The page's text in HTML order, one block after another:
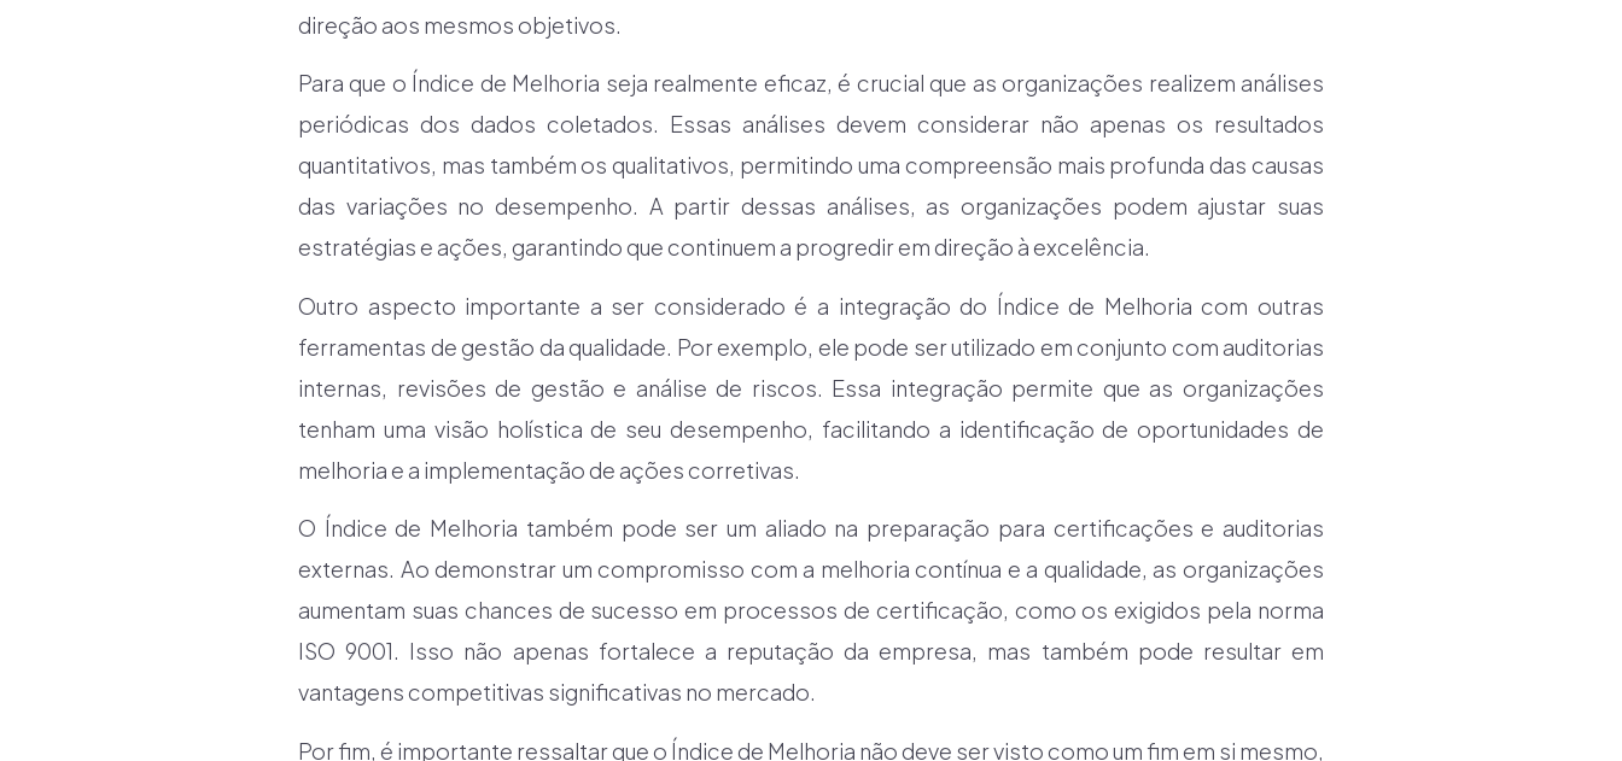
direção aos mesmos objetivos.
Para que o Índice de Melhoria seja realmente eficaz, é crucial que as organizações realizem análises
periódicas dos dados coletados. Essas análises devem considerar não apenas os resultados
quantitativos, mas também os qualitativos, permitindo uma compreensão mais profunda das causas
das variações no desempenho. A partir dessas análises, as organizações podem ajustar suas
estratégias e ações, garantindo que continuem a progredir em direção à excelência.
Outro aspecto importante a ser considerado é a integração do Índice de Melhoria com outras
ferramentas de gestão da qualidade. Por exemplo, ele pode ser utilizado em conjunto com auditorias
internas, revisões de gestão e análise de riscos. Essa integração permite que as organizações
tenham uma visão holística de seu desempenho, facilitando a identificação de oportunidades de
melhoria e a implementação de ações corretivas.
O Índice de Melhoria também pode ser um aliado na preparação para certificações e auditorias
externas. Ao demonstrar um compromisso com a melhoria contínua e a qualidade, as organizações
aumentam suas chances de sucesso em processos de certificação, como os exigidos pela norma
ISO 9001. Isso não apenas fortalece a reputação da empresa, mas também pode resultar em
vantagens competitivas significativas no mercado.
Por fim, é importante ressaltar que o Índice de Melhoria não deve ser visto como um fim em si mesmo,